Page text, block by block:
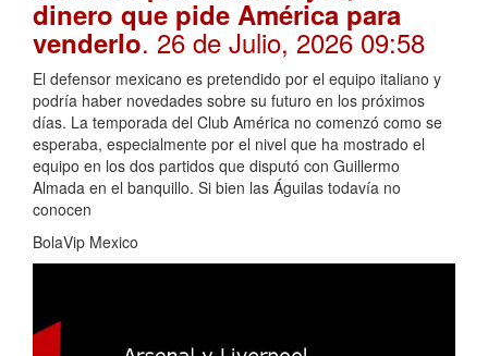
dinero que pide América para
venderlo. 26 de Julio, 2026 09:58
El defensor mexicano es pretendido por el equipo italiano y
podría haber novedades sobre su futuro en los próximos
días. La temporada del Club América no comenzó como se
esperaba, especialmente por el nivel que ha mostrado el
equipo en los dos partidos que disputó con Guillermo
Almada en el banquillo. Si bien las Águilas todavía no
conocen
BolaVip Mexico